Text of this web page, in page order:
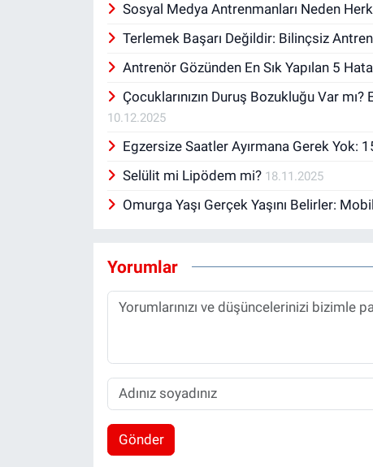
Sosyal Medya Antrenmanları Neden
Terlemek Başarı Değildir: Bilinçsiz
Antrenör Gözünden En Sık Yapılan 5 Hata
Çocuklarınızın Duruş Bozukluğu Var
10.12.2025
Egzersize Saatler Ayırmana Gerek Yok:
Selülit mi Lipödem mi? 18.11.2025
Omurga Yaşı Gerçek Yaşını Belirler:
Yorumlar
Gönder